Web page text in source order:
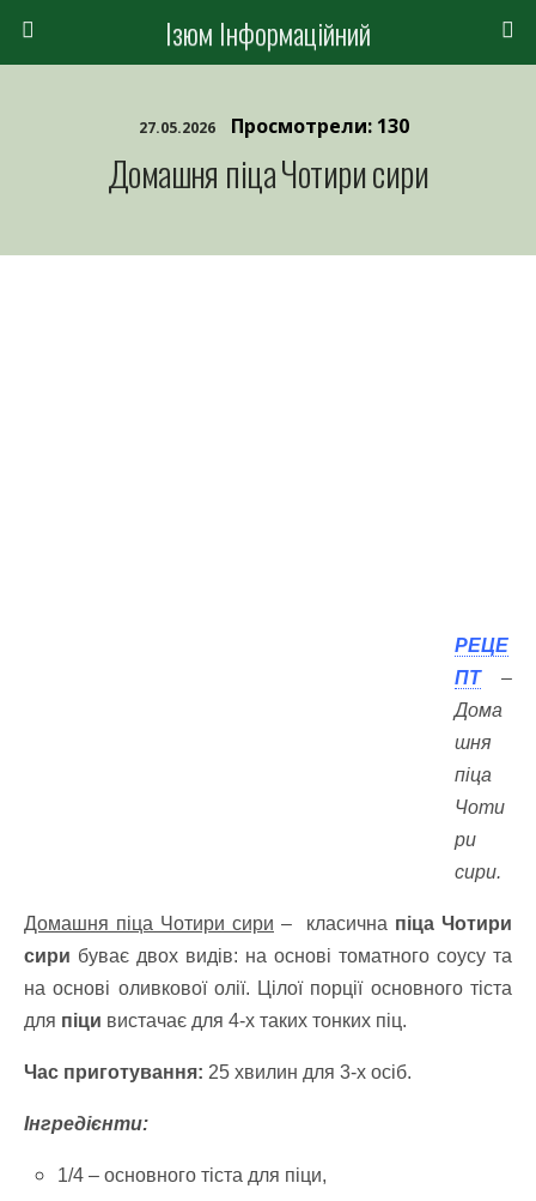
Ізюм Інформаційний
27.05.2026 Просмотрели: 130
Домашня піца Чотири сири
РЕЦЕ
ПТ
–
Дома
шня
піца
Чоти
ри
сири.
Домашня піца Чотири сири – класична піца Чотири
сири буває двох видів: на основі томатного соусу та
на основі оливкової олії. Цілої порції основного тіста
для піци вистачає для 4-х таких тонких піц.
Час приготування: 25 хвилин для 3-х осіб.
Інгредієнти:
1/4 –основного тіста для піци,